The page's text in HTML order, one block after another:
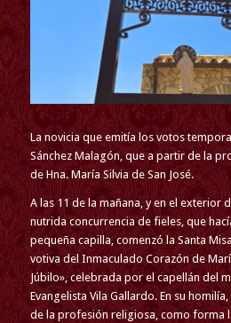
La novicia que emitía los votos
Sánchez Malagón, que a partir de la
de Hna. María Silvia de San José.
A las 11 de la mañana, y en el exterior
nutrida concurrencia de fieles, que
pequeña capilla, comenzó la Santa
votiva del Inmaculado Corazón de
Júbilo», celebrada por el capellán del
Evangelista Vila Gallardo. En su
de la profesión religiosa, como forma